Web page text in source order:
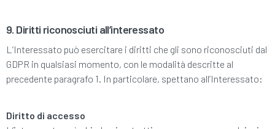
9. Diritti riconosciuti all’interessato
L’Interessato può esercitare i diritti che gli sono riconosciuti dal
GDPR in qualsiasi momento, con le modalità descritte al
precedente paragrafo 1. In particolare, spettano all’Interessato:
Diritto di accesso